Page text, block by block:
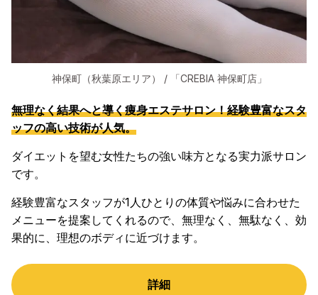
神保町（秋葉原エリア） / 「CREBIA 神保町店」
無理なく結果へと導く痩身エステサロン！経験豊富なスタ
ッフの高い技術が人気。
ダイエットを望む女性たちの強い味方となる実力派サロン
です。
経験豊富なスタッフが1人ひとりの体質や悩みに合わせた
メニューを提案してくれるので、無理なく、無駄なく、効
果的に、理想のボディに近づけます。
詳細